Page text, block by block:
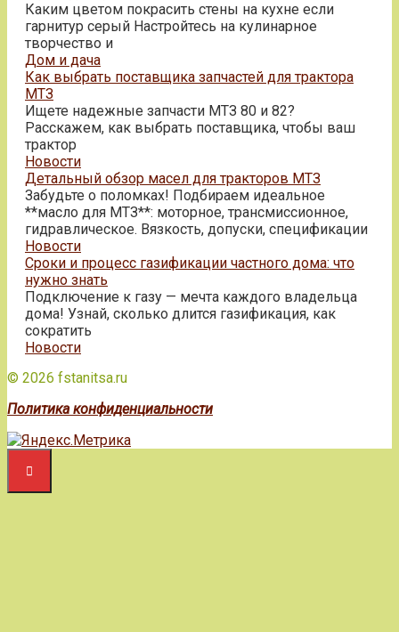
Каким цветом покрасить стены на кухне если
гарнитур серый Настройтесь на кулинарное
творчество и
Дом и дача
Как выбрать поставщика запчастей для трактора
МТЗ
Ищете надежные запчасти МТЗ 80 и 82?
Расскажем, как выбрать поставщика, чтобы ваш
трактор
Новости
Детальный обзор масел для тракторов МТЗ
Забудьте о поломках! Подбираем идеальное
**масло для МТЗ**: моторное, трансмиссионное,
гидравлическое. Вязкость, допуски, спецификации
Новости
Сроки и процесс газификации частного дома: что
нужно знать
Подключение к газу — мечта каждого владельца
дома! Узнай, сколько длится газификация, как
сократить
Новости
© 2026 fstanitsa.ru
Политика конфиденциальности